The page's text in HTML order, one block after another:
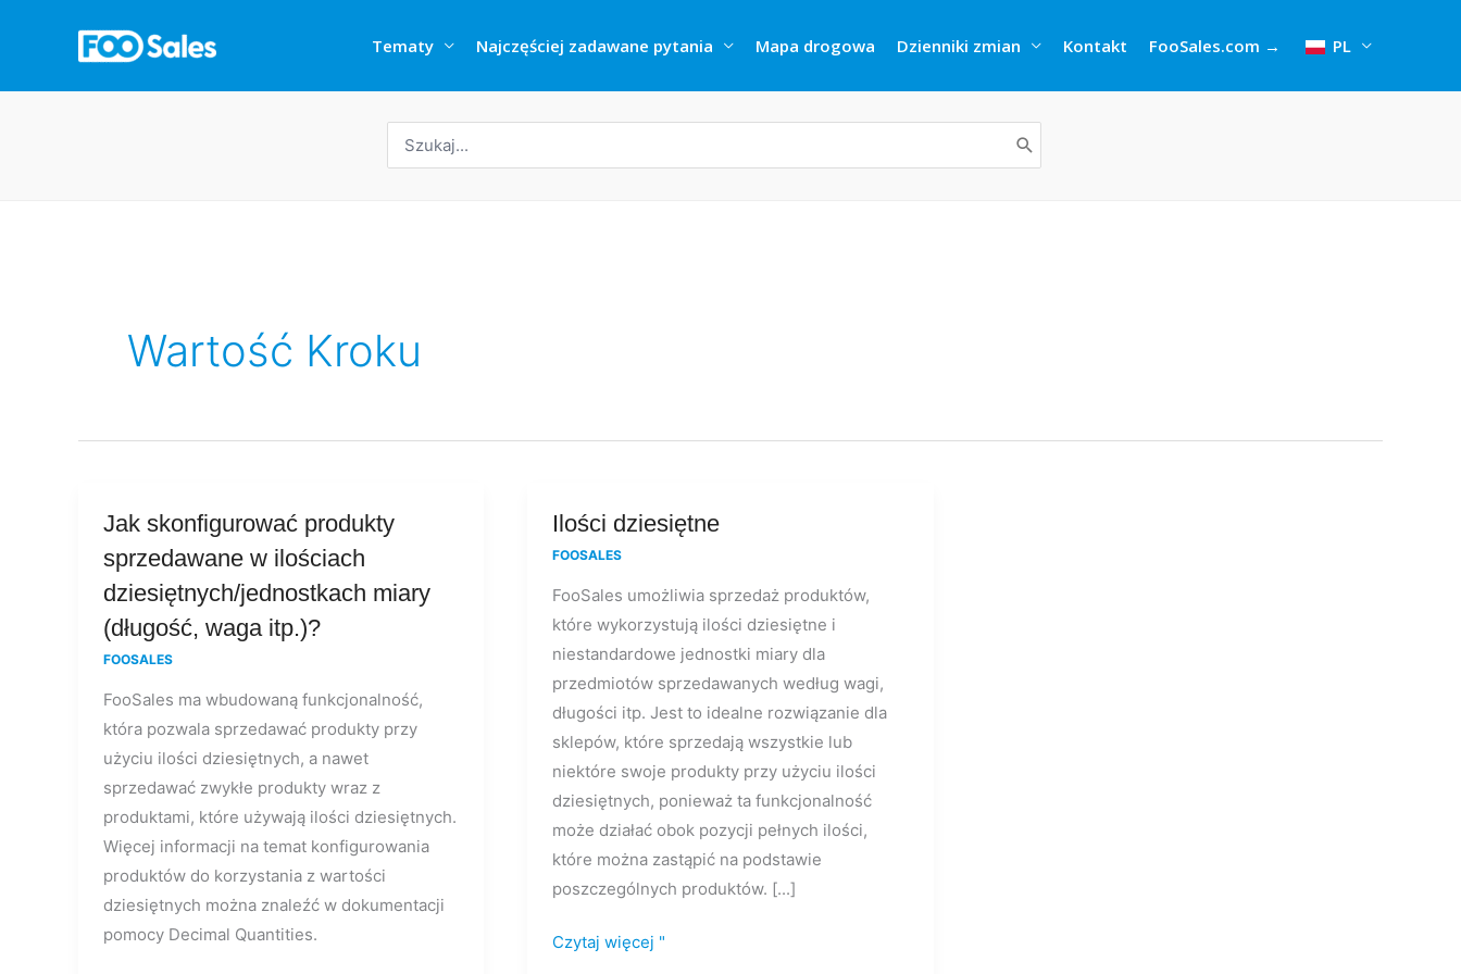
Tematy Najczęściej zadawane pytania Mapa drogowa Dzienniki zmian Kontakt FooSales.com → PL
Wartość Kroku
Jak skonfigurować produkty
sprzedawane w ilościach
dziesiętnych/jednostkach miary
(długość, waga itp.)?
FOOSALES
FooSales ma wbudowaną funkcjonalność,
która pozwala sprzedawać produkty przy
użyciu ilości dziesiętnych, a nawet
sprzedawać zwykłe produkty wraz z
produktami, które używają ilości dziesiętnych.
Więcej informacji na temat konfigurowania
produktów do korzystania z wartości
dziesiętnych można znaleźć w dokumentacji
pomocy Decimal Quantities.
Jak
skonfigurować
produkty
sprzedawane
w
ilościach
dziesiętnych/jednostkach
miary
(długość,
waga
itp.)?
Ilości dziesiętne
FOOSALES
FooSales umożliwia sprzedaż produktów,
które wykorzystują ilości dziesiętne i
niestandardowe jednostki miary dla
przedmiotów sprzedawanych według wagi,
długości itp. Jest to idealne rozwiązanie dla
sklepów, które sprzedają wszystkie lub
niektóre swoje produkty przy użyciu ilości
dziesiętnych, ponieważ ta funkcjonalność
może działać obok pozycji pełnych ilości,
które można zastąpić na podstawie
poszczególnych produktów. [...]
Ilości
dziesiętne
Czytaj więcej "